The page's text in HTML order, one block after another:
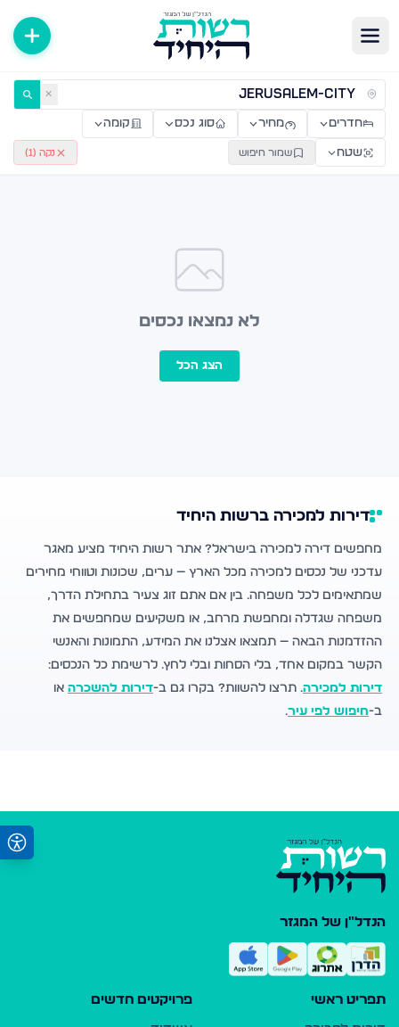
דירות למכירה ולהשכרה — רשות היחיד ✕
חדרים מחיר סוג נכס קומה
שטח שמור חיפוש נקה ( 1
)
לא נמצאו נכסים
הצג הכל
דירות למכירה ברשות היחיד
מחפשים דירה למכירה בישראל? אתר רשות היחיד מציע מאגר
עדכני של נכסים למכירה מכל הארץ — ערים, שכונות וטווחי מחירים
שמתאימים לכל משפחה. בין אם אתם זוג צעיר בתחילת הדרך,
משפחה שגדלה ומחפשת מרחב, או משקיעים שמחפשים את
ההזדמנות הבאה — תמצאו אצלנו את המידע, התמונות והאנשי
הקשר במקום אחד, בלי הסחות ובלי לחץ. לרשימת כל הנכסים:
דירות למכירה. תרצו להשוות? בקרו גם ב-דירות להשכרה או
ב-חיפוש לפי עיר.
הנדל"ן של המגזר
תפריט ראשי פרויקטים חדשים